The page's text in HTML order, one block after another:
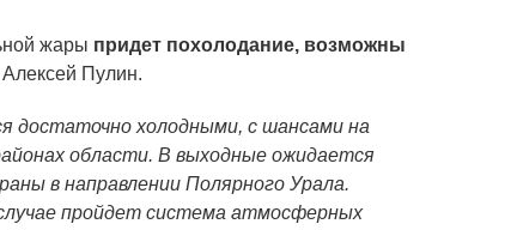
жары придет похолодание, возможны
Пулин.
достаточно холодными, с шансами на
области. В выходные ожидается
в направлении Полярного Урала.
пройдет система атмосферных